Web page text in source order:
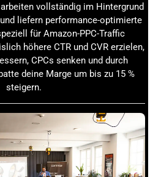
für anspruchsvolle Fotografie-
auch ideal für Selfies und
du ein Bild von dirselbst
fotografieren möchtest,
auf demStativplatzieren, den
oder eine Fernbedienung
aufzunehmen. So
Selfies oder den „Selfie-
und gut komponierte
machen.
vollständig im Hintergrund
liefern performance-optimierte
für Amazon-PPC-Traffic
höhere CTR und CVR erzielen,
CPCs senken und durch
deine Marge um bis zu 15 %
steigern.